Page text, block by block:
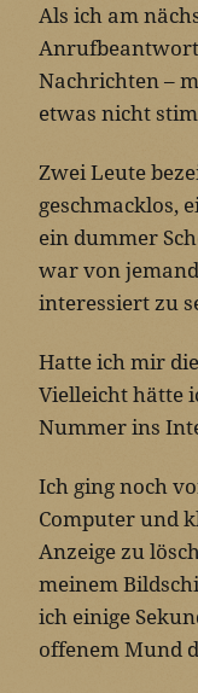
Als ich am
Nachrichten –
etwas nicht
Zwei Leute
geschmacklos,
ein dummer
war von
interessiert zu
Hatte ich mir
Vielleicht hätte
Nummer ins
Ich ging noch
Computer und
Anzeige zu
meinem
ich einige
offenem Mund